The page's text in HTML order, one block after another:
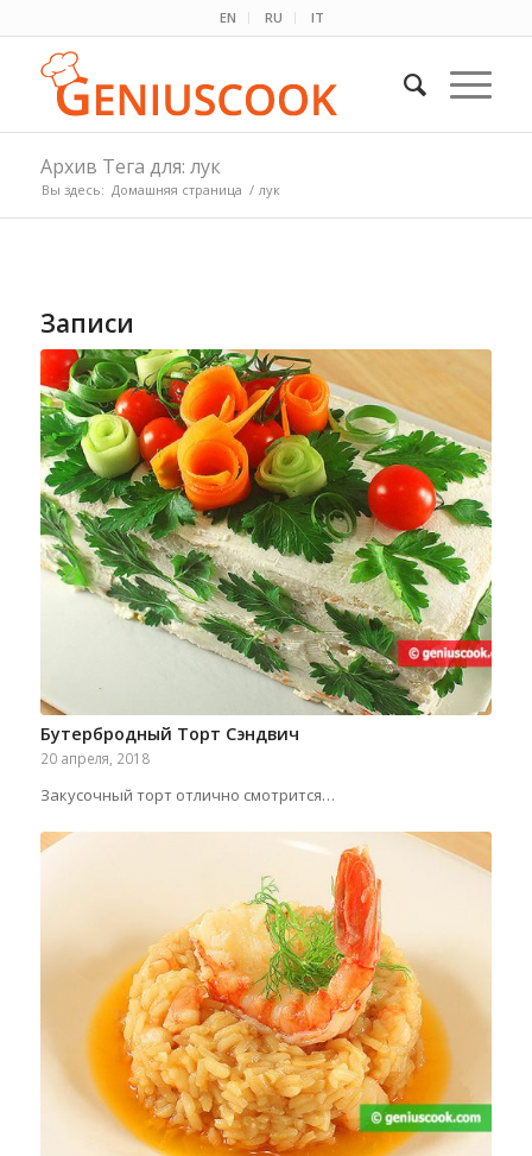
EN RU IT
Архив Тега для: лук
Вы здесь: Домашняя страница / лук
Записи
Бутербродный Торт Сэндвич
20 апреля, 2018
Закусочный торт отлично смотрится…